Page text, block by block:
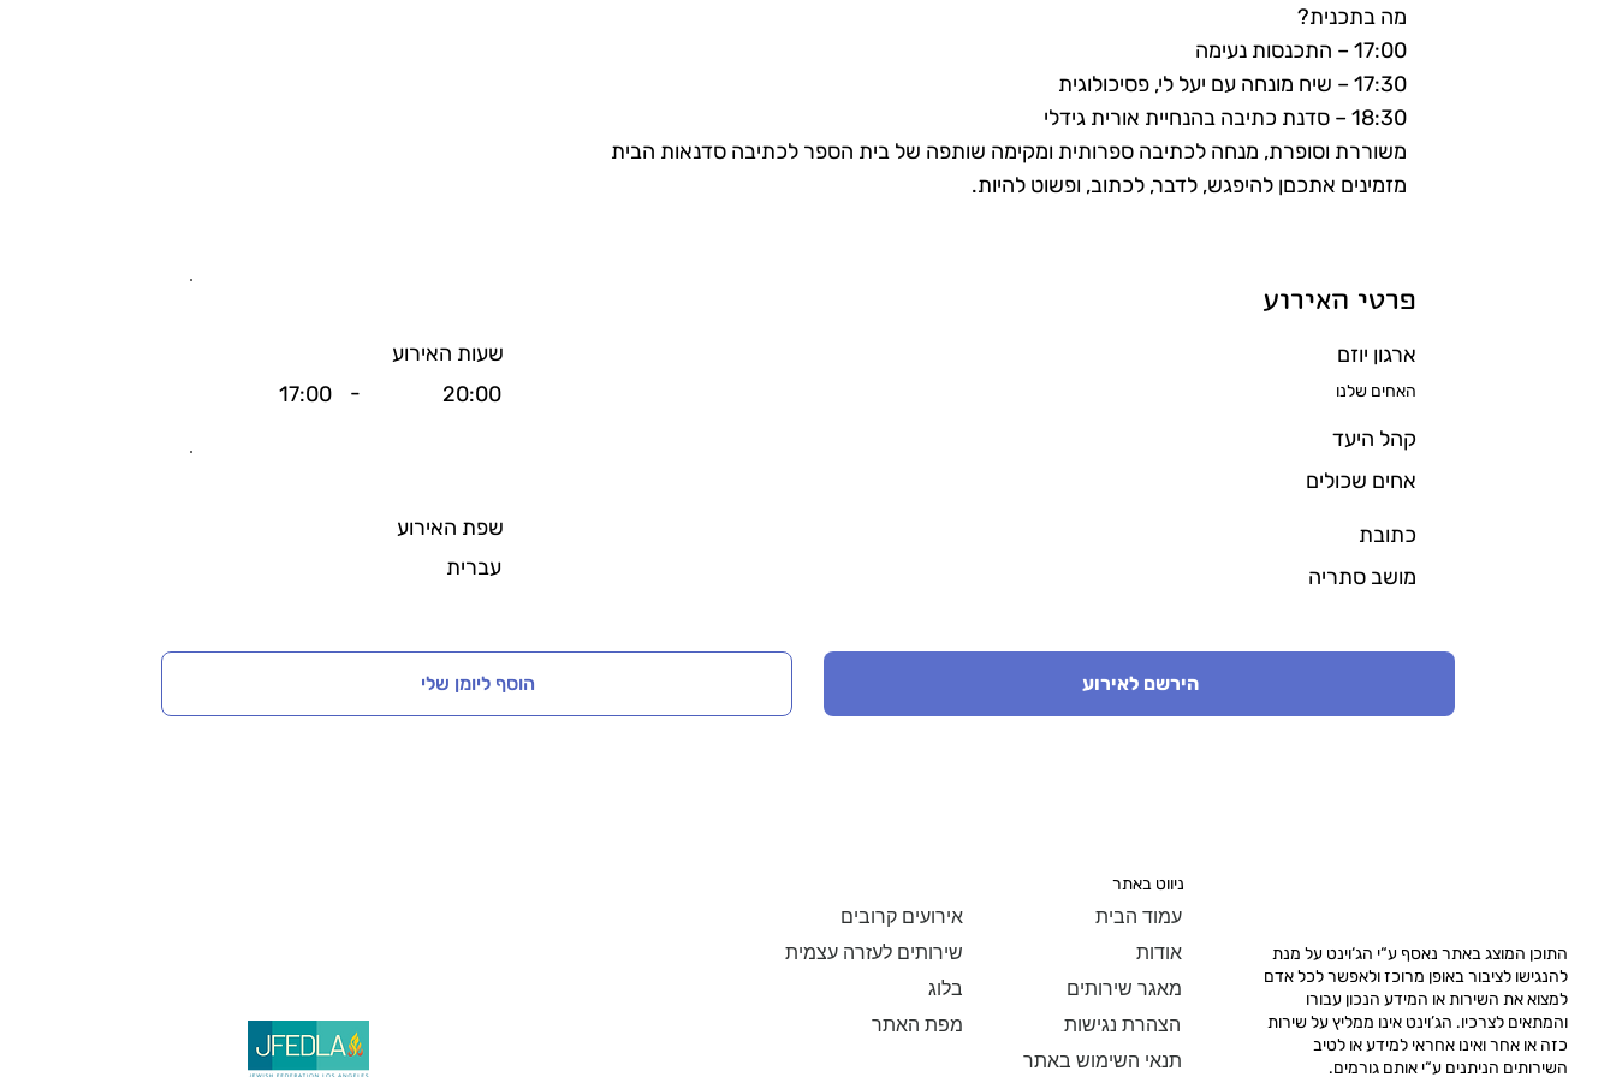
מה בתכנית?
17:00 – התכנסות נעימה
17:30 – שיח מונחה עם יעל לי, פסיכולוגית
18:30 – סדנת כתיבה בהנחיית אורית גידלי
משוררת וסופרת, מנחה לכתיבה ספרותית ומקימה שותפה של בית הספר לכתיבה סדנאות הבית
מזמינים אתכםן להיפגש, לדבר, לכתוב, ופשוט להיות.
פרטי האירוע
ארגון יוזם
האחים שלנו
קהל היעד
אחים שכולים
כתובת
מושב סתריה
שעות האירוע
20:00
-
17:00
שפת האירוע
עברית
הירשם לאירוע הוסף ליומן שלי
התוכן המוצג באתר נאסף ע“י הג‘וינט על מנת
להנגישו לציבור באופן מרוכז ולאפשר לכל אדם
למצוא את השירות או המידע הנכון עבורו
והמתאים לצרכיו. הג’וינט אינו ממליץ על שירות
כזה או אחר ואינו אחראי למידע או לטיב
השירותים הניתנים ע“י אותם גורמים.
ניווט באתר
עמוד הבית
אודות
מאגר שירותים
הצהרת נגישות
תנאי השימוש באתר
אירועים קרובים
שירותים לעזרה עצמית
בלוג
מפת האתר